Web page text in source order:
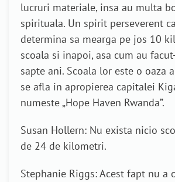
lucruri materiale, insa au multa
spirituala. Un spirit perseverent
determina sa mearga pe jos 10
scoala si inapoi, asa cum au
sapte ani. Scoala lor este o oaza
se afla in apropierea capitalei
numeste „Hope Haven Rwanda”.
Susan Hollern: Nu exista nicio
de 24 de kilometri.
Stephanie Riggs: Acest fapt nu a